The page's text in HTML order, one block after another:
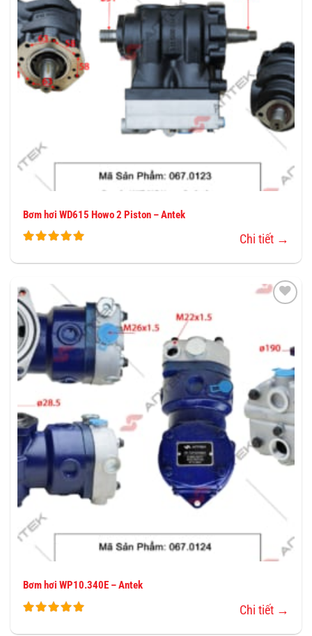
Bơm hơi WD615 Howo 2 Piston – Antek
Chi tiết →
YÊU
Bơm hơi WP10.340E – Antek
Chi tiết →